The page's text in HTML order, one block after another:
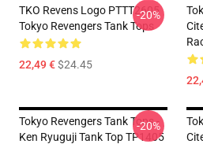
TKO Revens Logo PTTT2605
Tokyo Revengers Tank Tops
22,49 €$24.45
-20%
Tokyo Revengers Tank Tops -
Ken Ryuguji Tank Top TP1405
-20%